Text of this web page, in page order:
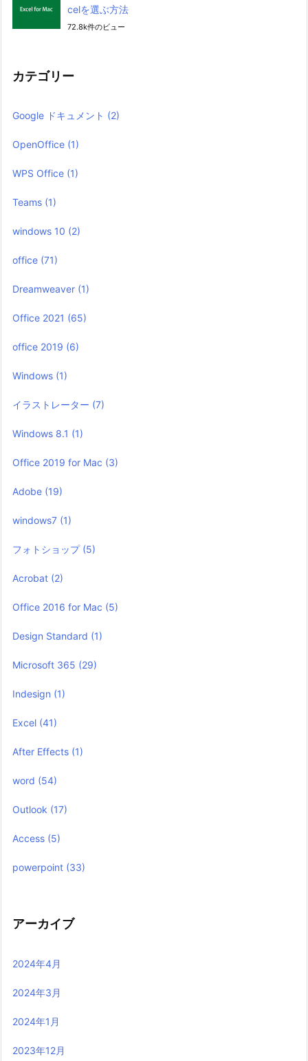
celを選ぶ方法
72.8k件のビュー
カテゴリー
Google ドキュメント (2)
OpenOffice (1)
WPS Office (1)
Teams (1)
windows 10 (2)
office (71)
Dreamweaver (1)
Office 2021 (65)
office 2019 (6)
Windows (1)
イラストレーター (7)
Windows 8.1 (1)
Office 2019 for Mac (3)
Adobe (19)
windows7 (1)
フォトショップ (5)
Acrobat (2)
Office 2016 for Mac (5)
Design Standard (1)
Microsoft 365 (29)
Indesign (1)
Excel (41)
After Effects (1)
word (54)
Outlook (17)
Access (5)
powerpoint (33)
アーカイブ
2024年4月
2024年3月
2024年1月
2023年12月